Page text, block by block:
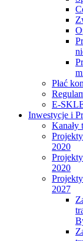
Płać
E-
Inwestycje i
Kanały
2020
2020
2027